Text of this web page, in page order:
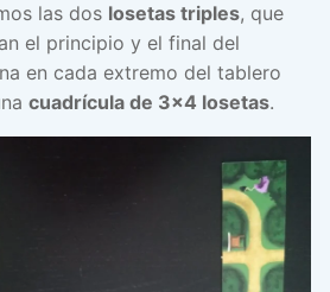
las dos losetas triples, que
el principio y el final del
en cada extremo del tablero
cuadrícula de 3×4 losetas.